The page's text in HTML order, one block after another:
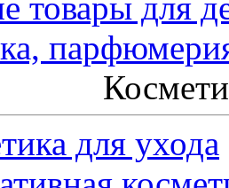
для ухода